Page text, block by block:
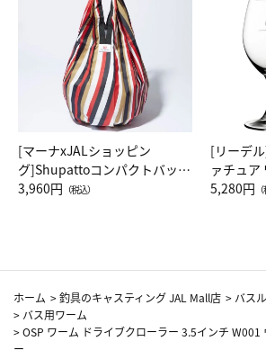
[マーナxJALショッピン
グ]Shupattoコンパクトバッグ
Drop JAL客室乗務員（LC）ス
3,960円 （税込）
[リーデ
ァチュア
ト（レッ
5,280円
ホーム >釣具のキャスティング JAL Mall店 > バス
> バス用ワーム
>OSP ワーム ドライブクローラー 3.5インチ
ー